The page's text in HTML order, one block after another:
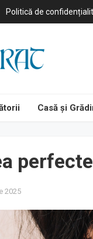
Politică de
Casă și
2025